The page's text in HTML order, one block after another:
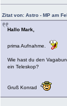
Zitat von: Astro - MP am
Hallo Mark,
prima Aufnahme.
Wie hast du den
ein Teleskop?
Gruß Konrad